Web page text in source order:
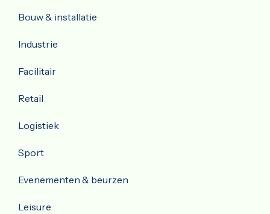
Bouw & installatie
Industrie
Facilitair
Retail
Logistiek
Sport
Evenementen & beurzen
Leisure